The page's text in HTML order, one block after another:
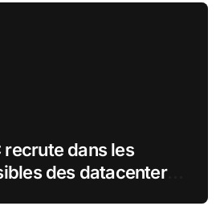
recrute dans les
des datacenters,